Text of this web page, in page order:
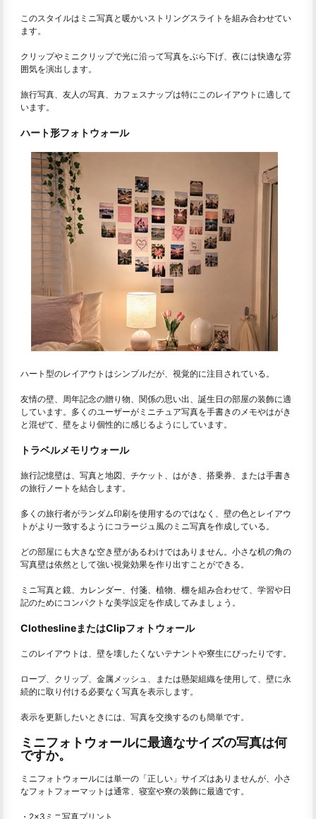
このスタイルはミニ写真と暖かいストリングスライトを組み合わせてい
ます。
クリップやミニクリップで光に沿って写真をぶら下げ、夜には快適な雰
囲気を演出します。
旅行写真、友人の写真、カフェスナップは特にこのレイアウトに適して
います。
ハート形フォトウォール
ハート型のレイアウトはシンプルだが、視覚的に注目されている。
友情の壁、周年記念の贈り物、関係の思い出、誕生日の部屋の装飾に適
しています。多くのユーザーがミニチュア写真を手書きのメモやはがき
と混ぜて、壁をより個性的に感じるようにしています。
トラベルメモリウォール
旅行記憶壁は、写真と地図、チケット、はがき、搭乗券、または手書き
の旅行ノートを結合します。
多くの旅行者がランダム印刷を使用するのではなく、壁の色とレイアウ
トがより一致するようにコラージュ風のミニ写真を作成している。
どの部屋にも大きな空き壁があるわけではありません。小さな机の角の
写真壁は依然として強い視覚効果を作り出すことができる。
ミニ写真と鏡、カレンダー、付箋、植物、棚を組み合わせて、学習や日
記のためにコンパクトな美学設定を作成してみましょう。
ClotheslineまたはClipフォトウォール
このレイアウトは、壁を壊したくないテナントや寮生にぴったりです。
ロープ、クリップ、金属メッシュ、または懸架組織を使用して、壁に永
続的に取り付ける必要なく写真を表示します。
表示を更新したいときには、写真を交換するのも簡単です。
ミニフォトウォールに最適なサイズの写真は何
ですか。
ミニフォトウォールには単一の「正しい」サイズはありませんが、小さ
なフォトフォーマットは通常、寝室や寮の装飾に最適です。
・2×3ミニ写真プリント